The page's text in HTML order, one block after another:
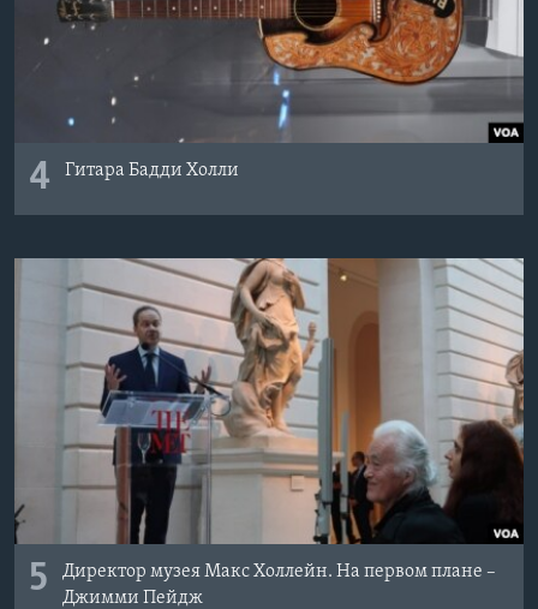
4 Гитара Бадди Холли
5
Директор музея Макс Холлейн. На первом плане –
Джимми Пейдж